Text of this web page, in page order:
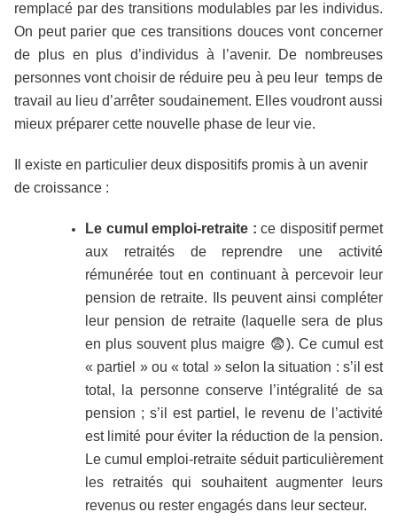
remplacé par des transitions modulables par les individus.
On peut parier que ces transitions douces vont concerner
de plus en plus d’individus à l’avenir. De nombreuses
personnes vont choisir de réduire peu à peu leur temps de
travail au lieu d’arrêter soudainement. Elles voudront aussi
mieux préparer cette nouvelle phase de leur vie.
Il existe en particulier deux dispositifs promis à un avenir
de croissance :
Le cumul emploi-retraite : ce dispositif permet
aux retraités de reprendre une activité
rémunérée tout en continuant à percevoir leur
pension de retraite. Ils peuvent ainsi compléter
leur pension de retraite (laquelle sera de plus
en plus souvent plus maigre 😨). Ce cumul est
« partiel » ou « total » selon la situation : s’il est
total, la personne conserve l’intégralité de sa
pension ; s’il est partiel, le revenu de l’activité
est limité pour éviter la réduction de la pension.
Le cumul emploi-retraite séduit particulièrement
les retraités qui souhaitent augmenter leurs
revenus ou rester engagés dans leur secteur.